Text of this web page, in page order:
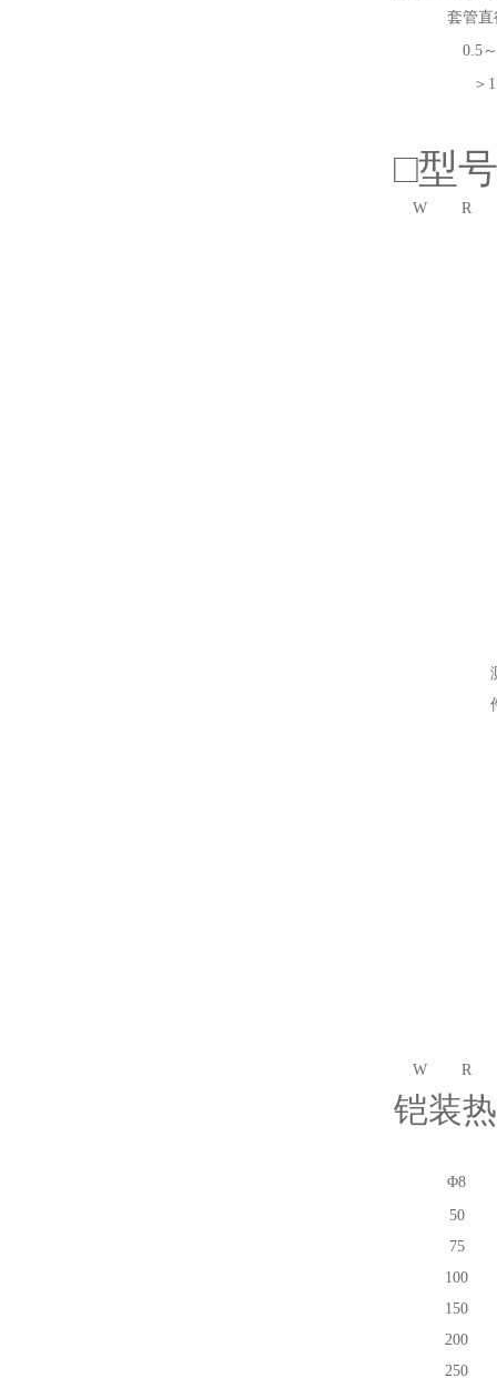
套管直
0.5
＞
□型
W R
W R
铠装
Φ8
50
75
100
150
200
250